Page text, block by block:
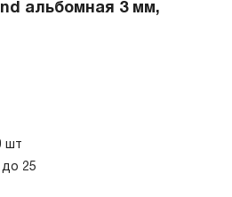
альбомная 3 мм,
шт
до 25